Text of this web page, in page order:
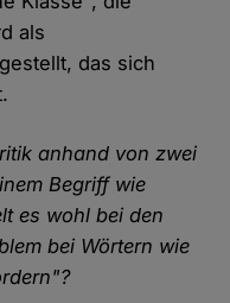
als
das sich
anhand von zwei
Begriff wie
es wohl bei den
bei Wörtern wie